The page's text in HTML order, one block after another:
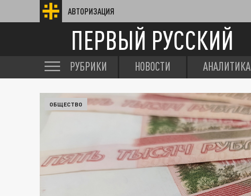
АВТОРИЗАЦИЯ
ПЕРВЫЙ РУССКИЙ
РУБРИКИ НОВОСТИ АНАЛИТИКА
ОБЩЕСТВО